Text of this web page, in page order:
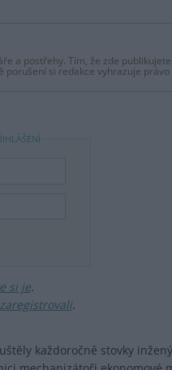
a postřehy. Tím, že zde
porušení si redakce vyhrazuje
si je.
zaregistrovali.
každoročně stovky